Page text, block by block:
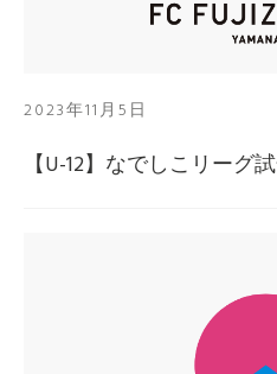
2023年11月5日
【U-12】なでしこリーグ